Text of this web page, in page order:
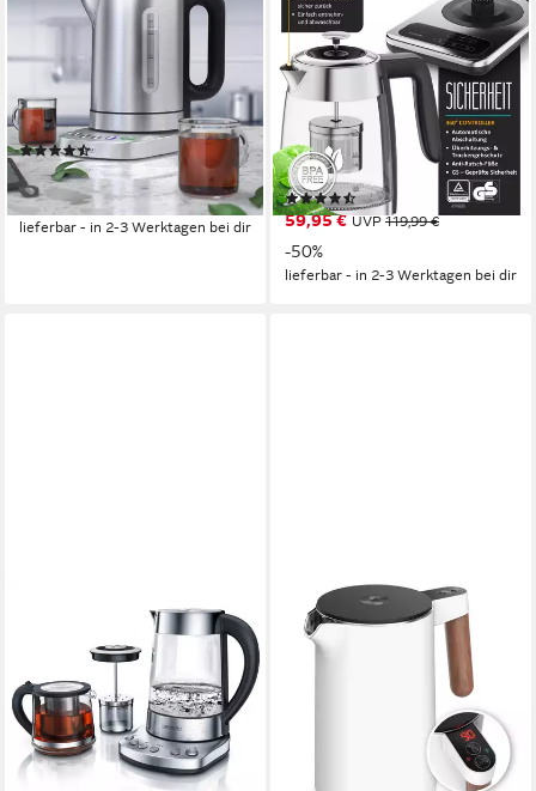
Wasserkocher aus Edelstahl,
mit Temperatureinstellung,
Warmhaltefunktion 30min
3000 W
Leistung
1,7 l Kapazität
(208)
59,95 € UVP 119,99 €
-50%
lieferbar - in 2-3 Werktagen bei dir
Wasserkocher 2in1 Glas-
Teebereiter & Samowar mit
Temperatureinstellung
40°-100°C
2200 W Leistung
1.8 l Kapazität
Glas, Edelstahl, Kunststoff Material
(7)
59,95 € UVP 119,99 €
-50%
lieferbar - in 2-3 Werktagen bei dir